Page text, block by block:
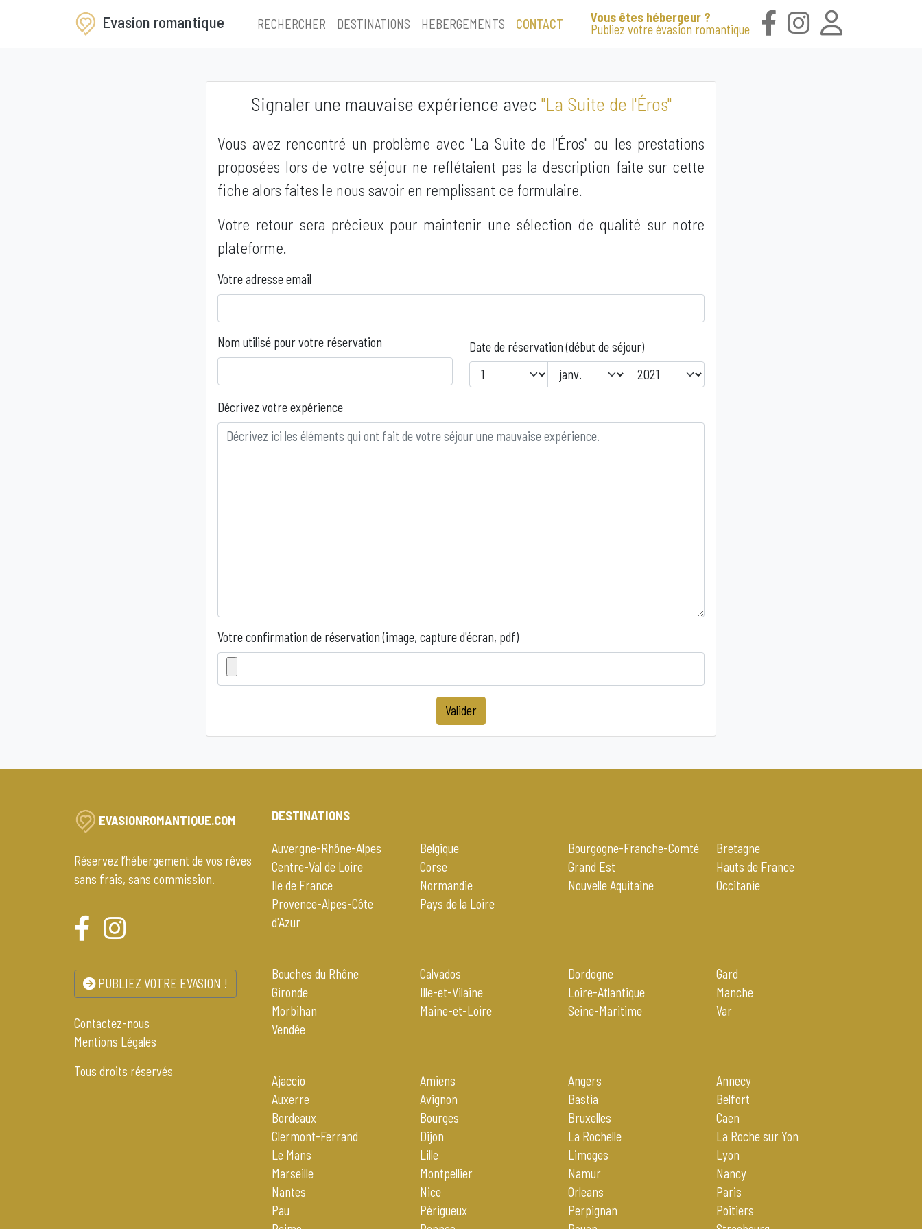
Evasion romantique RECHERCHER DESTINATIONS HEBERGEMENTS CONTACT
Vous êtes hébergeur ?
Publiez votre évasion romantique
Signaler une mauvaise expérience avec "La Suite de l'Éros"
Vous avez rencontré un problème avec "La Suite de l'Éros" ou les prestations
proposées lors de votre séjour ne reflétaient pas la description faite sur cette
fiche alors faites le nous savoir en remplissant ce formulaire.
Votre retour sera précieux pour maintenir une sélection de qualité sur notre
plateforme.
Votre adresse email
Nom utilisé pour votre réservation
Date de réservation (début de séjour)
Year
Day
Décrivez votre expérience
Votre confirmation de réservation (image, capture d'écran, pdf)
Valider
EVASIONROMANTIQUE.COM
Réservez l’hébergement de vos rêves
sans frais, sans commission.
PUBLIEZ VOTRE EVASION !
Contactez-nous
Mentions Légales
Tous droits réservés
DESTINATIONS
Auvergne-Rhône-Alpes Belgique Bourgogne-Franche-Comté
Bretagne
Centre-Val de Loire
Corse Grand Est
Hauts de France
Ile de France
Normandie Nouvelle Aquitaine
Occitanie
Provence-Alpes-Côte
d'Azur
Pays de la Loire
Bouches du Rhône Calvados Dordogne
Gard
Gironde
Ille-et-Vilaine Loire-Atlantique
Manche
Morbihan
Maine-et-Loire Seine-Maritime
Var
Vendée
Ajaccio Amiens Angers
Annecy
Auxerre
Avignon Bastia
Belfort
Bordeaux
Bourges Bruxelles
Caen
Clermont-Ferrand
Dijon La Rochelle
La Roche sur Yon
Le Mans
Lille Limoges
Lyon
Marseille
Montpellier Namur
Nancy
Nantes
Nice Orleans
Paris
Pau
Périgueux Perpignan
Poitiers